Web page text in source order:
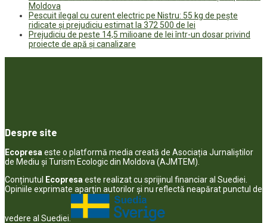
Moldova
Pescuit ilegal cu curent electric pe Nistru: 55 kg de pește
ridicate și prejudiciu estimat la 372 500 de lei
Prejudiciu de peste 14,5 milioane de lei într-un dosar privind
proiecte de apă și canalizare
Despre site
Ecopresa este o platformă media creată de Asociația Jurnaliștilor
de Mediu și Turism Ecologic din Moldova (AJMTEM).
Conținutul
Ecopresa este realizat cu sprijinul financiar al Suediei.
Opiniile exprimate aparţin autorilor şi nu reflectă neapărat punctul de
vedere al Suediei.